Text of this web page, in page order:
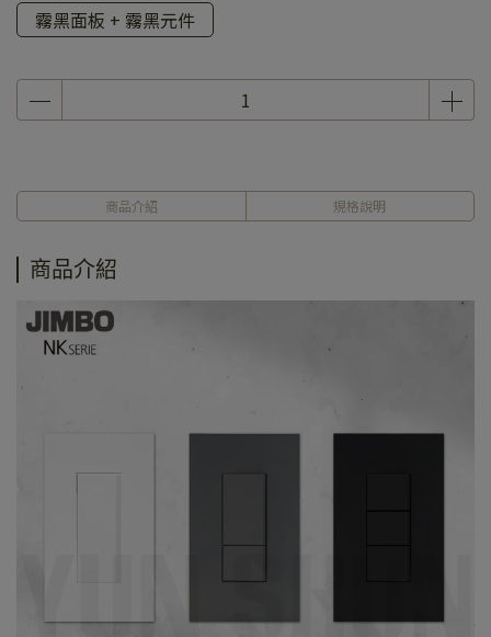
霧黑面板 + 霧黑元件
商品介紹 規格說明
商品介紹